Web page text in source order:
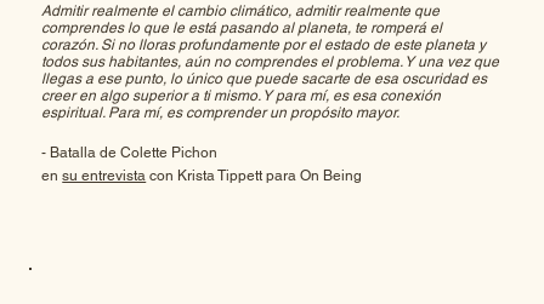
Admitir realmente el cambio climático, admitir realmente que
comprendes lo que le está pasando al planeta, te romperá el
corazón. Si no lloras profundamente por el estado de este planeta y
todos sus habitantes, aún no comprendes el problema. Y una vez que
llegas a ese punto, lo único que puede sacarte de esa oscuridad es
creer en algo superior a ti mismo. Y para mí, es esa conexión
espiritual. Para mí, es comprender un propósito mayor.
- Batalla de Colette Pichon
ensu entrevista con Krista Tippett para On Being